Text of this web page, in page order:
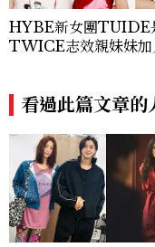
HYBE新女團TUIDE
TWICE志效親妹妹加
看過此篇文章的